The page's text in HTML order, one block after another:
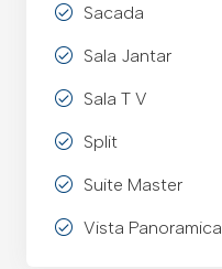
Sacada
Sala Jantar
Sala T V
Split
Suite Master
Vista Panoramica